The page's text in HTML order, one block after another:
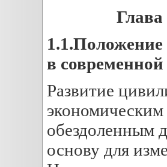
Глава
1.1.Положение
в
Развитие
обездоленным
основу для